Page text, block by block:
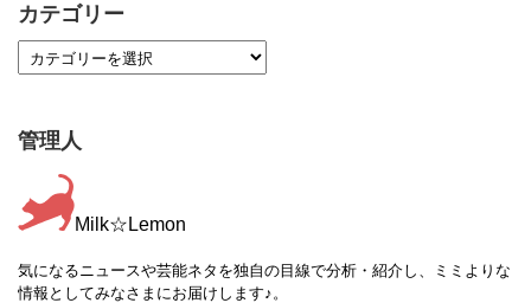
カテゴリー
管理人
Milk☆Lemon
気になるニュースや芸能ネタを独自の目線で分析・紹介し、ミミよりな
情報としてみなさまにお届けします♪。